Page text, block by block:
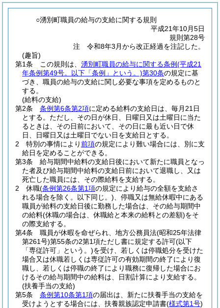
○湧別町職員の給与の支給に関する規則
平成21年10月5日
規則第28号
注 令和8年3月から改正経過を注記した。
(趣旨)
第1条
この規則は、 湧別町職員の給与に関する条例(平成21
年条例第49号。以下「条例」という。)第30条の規定に基
づき、職員の給与の支給に関し必要な事項を定めるものと
する。
(給料の支給)
第2条
条例第6条第2項に定める給料の支給日は、毎月21日
とする。 ただし、その日が休日、日曜日又は土曜日に当た
るときは、その日前において、その日に最も近い日で休
日、日曜日又は土曜日でない日を支給日とする。
2
特別の事情により前項の規定により難い場合には、別に支
給日を定めることができる。
第3条
給与期間中給料の支給日後において新たに職員となっ
た者及び給与期間中給料の支給日前において退職し、又は
死亡した職員には、その際給料を支給する。
2
休職(条例第26条第1項の規定により給与の全額を支給さ
れる場合を除く。以下同じ。) 、停職又は無給休暇中にある
職員が給料の支給日後に勤務した場合は、その給与期間中
の給料(休職の場合は、休職給と本来の給料との差額)をそ
の際支給する。
第4条
職員が休暇を命ぜられ、地方公務員法(昭和25年法律
第261号)第55条の2第1項ただし書に規定する許可(以下
「専従許可」という。)を受け、若しくは停職処分を受けた
場合又は休職若しくは専従許可の有効期間の終了により復
職し、若しくは停職の終了により職務に復帰した場合にお
けるその給与期間中の給料は、日割計算により支給する。
(扶養手当の支給)
第5条
条例第10条第1項の届出は、新たに扶養手当の支給を
受けようとする場合には、扶養親族認定申請書(様式第1号)